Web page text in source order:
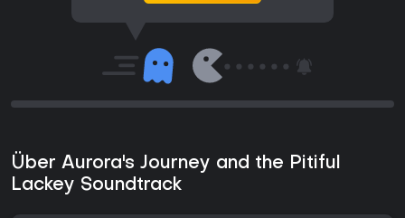
Über Aurora's Journey and the Pitiful
Lackey Soundtrack